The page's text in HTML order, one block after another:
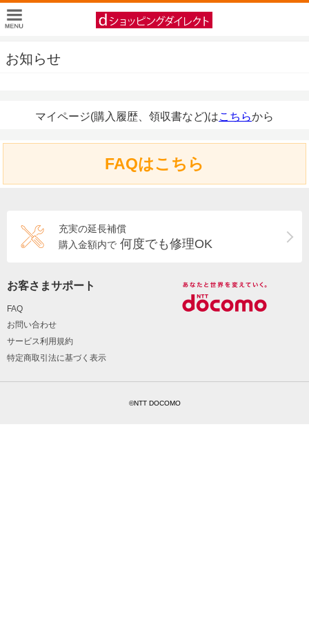
お知らせ
マイページ(購入履歴、領収書など)はこちらから
FAQはこちら
充実の延長補償
購入金額内で 何度でも修理OK
お客さまサポート
FAQ
お問い合わせ
サービス利用規約
特定商取引法に基づく表示
©NTT DOCOMO